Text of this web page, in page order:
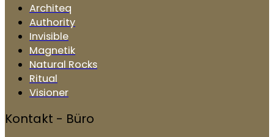
Architeq
Authority
Invisible
Magnetik
Natural Rocks
Ritual
Visioner
Kontakt - Büro